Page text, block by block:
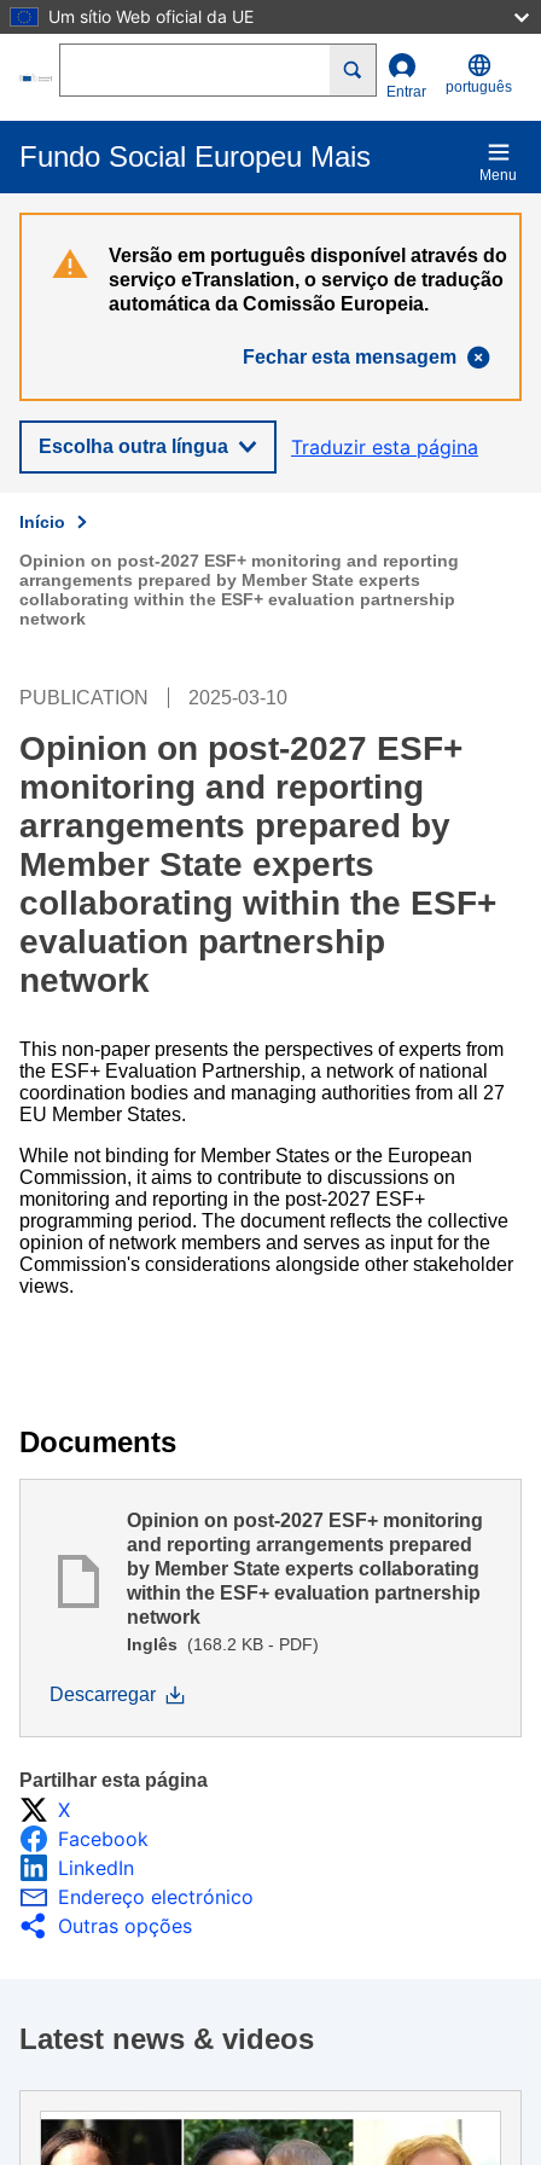
Passar para o conteúdo principal
Um sítio Web oficial da UE
Entrar português
Fundo Social Europeu Mais
Menu
Fechar esta mensagem
Versão em português disponível através do
serviço eTranslation, o serviço de tradução
automática da Comissão Europeia.
Escolha outra língua Traduzir esta página
Início
Opinion on post-2027 ESF+ monitoring and reporting
arrangements prepared by Member State experts
collaborating within the ESF+ evaluation partnership
network
PUBLICATION 2025-03-10
Opinion on post-2027 ESF+
monitoring and reporting
arrangements prepared by
Member State experts
collaborating within the ESF+
evaluation partnership
network
This non-paper presents the perspectives of experts from
the ESF+ Evaluation Partnership, a network of national
coordination bodies and managing authorities from all 27
EU Member States.
While not binding for Member States or the European
Commission, it aims to contribute to discussions on
monitoring and reporting in the post-2027 ESF+
programming period. The document reflects the collective
opinion of network members and serves as input for the
Commission's considerations alongside other stakeholder
views.
Documents
Opinion on post-2027 ESF+ monitoring
and reporting arrangements prepared
by Member State experts collaborating
within the ESF+ evaluation partnership
network
Inglês (168.2 KB - PDF)
Descarregar
Partilhar esta página
X
Facebook
LinkedIn
Endereço electrónico
Outras opções
Latest news & videos